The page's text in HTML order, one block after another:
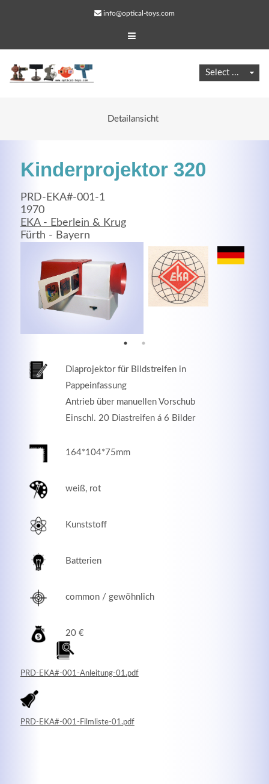
info@optical-toys.com
Detailansicht
Kinderprojektor 320
PRD-EKA#-001-1
1970
EKA - Eberlein & Krug
Fürth - Bayern
Diaprojektor für Bildstreifen in
Pappeinfassung
Antrieb über manuellen Vorschub
Einschl. 20 Diastreifen á 6 Bilder
164*104*75mm
weiß, rot
Kunststoff
Batterien
common / gewöhnlich
20 €
PRD-EKA#-001-Anleitung-01.pdf
PRD-EKA#-001-Filmliste-01.pdf
Web Projects
Lorem ipsum dolor sit amet, consectetuer adipiscing
elit. Aenean commodo ligula eget dolor.
MEHR INFOS
Lorem ipsum dolor sit amet, consectetuer adipiscing